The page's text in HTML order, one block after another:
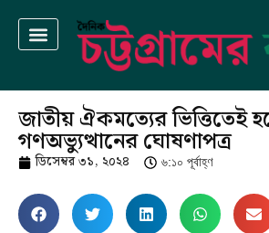
জাতীয় ঐকমত্যের ভিত্তিতেই
গণঅভ্যুত্থানের ঘোষণাপত্র
ডিসেম্বর ৩১, ২০২৪ ৬:১০ পূর্বাহ্ণ